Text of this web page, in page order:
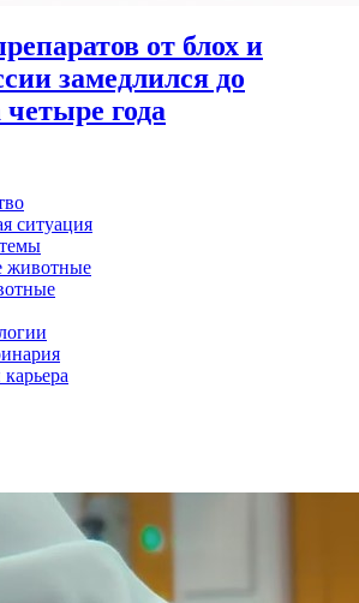
от блох и
замедлился до
года
ситуация
животные